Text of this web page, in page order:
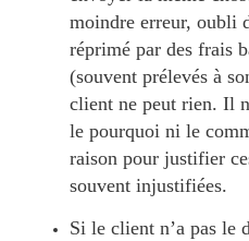
moindre erreur, oubli
réprimé par des frais
(souvent prélevés à
client ne peut rien. Il
le pourquoi ni le
raison pour justifier
souvent injustifiées.
Si le client n’a pas le